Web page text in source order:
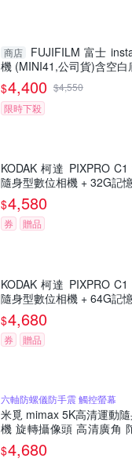
商店
FUJIFILM 富士
機 (MINI41,公司貨)含空白
$4,400 $4,550
限時下殺
KODAK 柯達 PIXPRO
隨身型數位相機 + 32G記
$4,580
券 贈品
KODAK 柯達 PIXPRO
隨身型數位相機 + 64G記
$4,680
券 贈品
六軸防螺儀防手震 觸控螢幕
米覓 mimax 5K高清運動
機 旋轉攝像頭 高清廣角
焦 sport cam
$4,680